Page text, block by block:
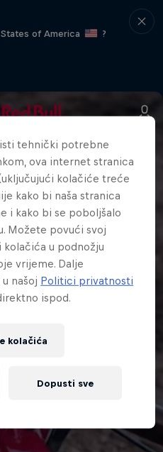
of America
?
tehnički potrebne
ova internet stranica
kolačiće treće
kako bi naša stranica
i kako bi se poboljšalo
Možete povući svoj
u podnožju
vrijeme. Dalje
našoj Politici privatnosti
ispod.
kolačića
Dopusti sve